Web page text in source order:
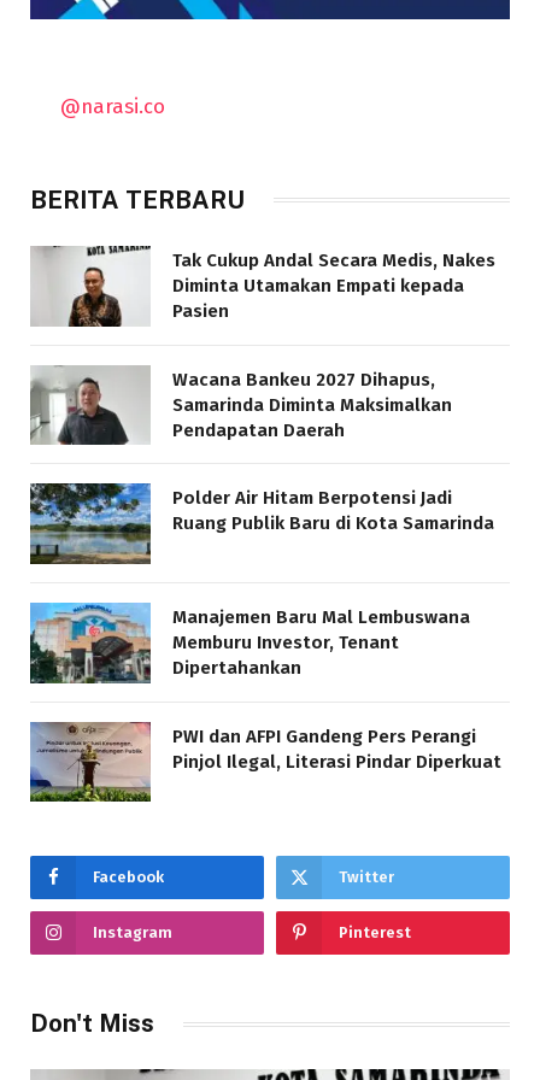
@narasi.co
BERITA TERBARU
Tak Cukup Andal Secara Medis, Nakes
Diminta Utamakan Empati kepada
Pasien
Wacana Bankeu 2027 Dihapus,
Samarinda Diminta Maksimalkan
Pendapatan Daerah
Polder Air Hitam Berpotensi Jadi
Ruang Publik Baru di Kota Samarinda
Manajemen Baru Mal Lembuswana
Memburu Investor, Tenant
Dipertahankan
PWI dan AFPI Gandeng Pers Perangi
Pinjol Ilegal, Literasi Pindar Diperkuat
Facebook Twitter
Instagram Pinterest
Don't Miss